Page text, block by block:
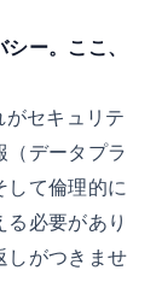
ー。ここ、
セキュリテ
（データプラ
して倫理的に
必要があり
しがつきませ